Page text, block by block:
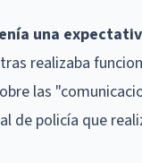
una
realizaba
las
de policía que